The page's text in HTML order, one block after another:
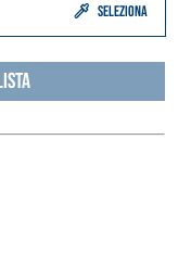
Seleziona